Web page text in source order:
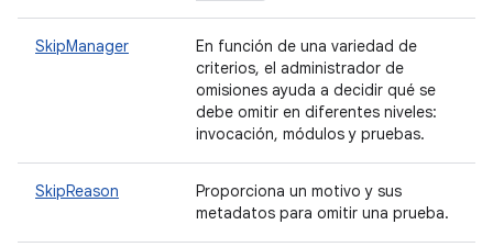
SkipManager
En función de una variedad de
criterios, el administrador de
omisiones ayuda a decidir qué se
debe omitir en diferentes niveles:
invocación, módulos y pruebas.
SkipReason
Proporciona un motivo y sus
metadatos para omitir una prueba.